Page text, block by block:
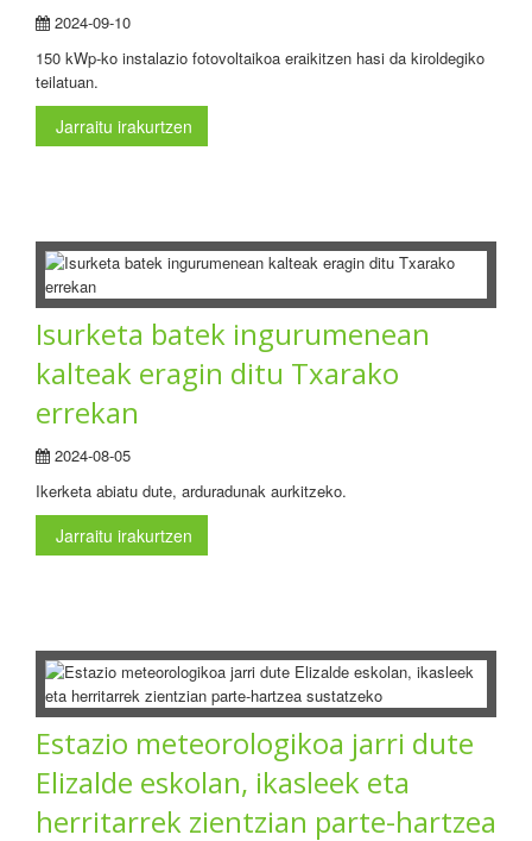
2024-09-10
150 kWp-ko instalazio fotovoltaikoa eraikitzen hasi da kiroldegiko
teilatuan.
Jarraitu irakurtzen
Isurketa batek ingurumenean
kalteak eragin ditu Txarako
errekan
2024-08-05
Ikerketa abiatu dute, arduradunak aurkitzeko.
Jarraitu irakurtzen
Estazio meteorologikoa jarri dute
Elizalde eskolan, ikasleek eta
herritarrek zientzian parte-hartzea